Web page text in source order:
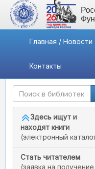
Главная / Новости
Контакты
Быстрый доступ
Здесь ищут и
находят книги
(электронный
Стать читателем
(заявка на получение